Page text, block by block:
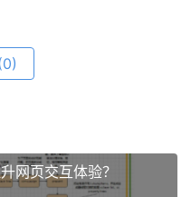
网页交互体验？